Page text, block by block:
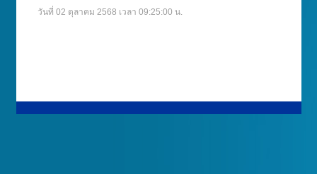
วันที่ 02 ตุลาคม 2568 เวลา 09:25:00 น.